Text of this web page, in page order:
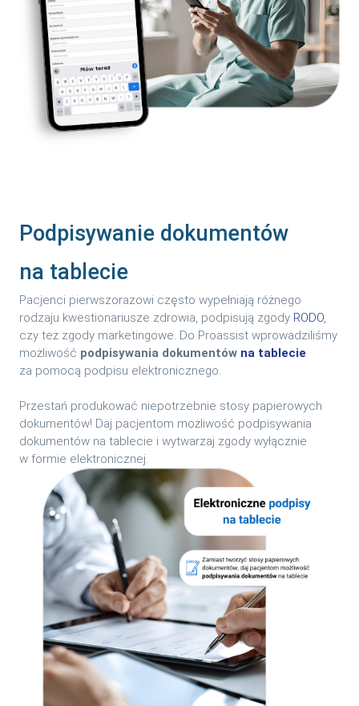
Podpisywanie dokumentów
na tablecie
Pacjenci pierwszorazowi często wypełniają różnego
rodzaju kwestionariusze zdrowia, podpisują zgody RODO,
czy też zgody marketingowe. Do Proassist wprowadziliśmy
możliwość podpisywania dokumentów na tablecie
za pomocą podpisu elektronicznego.
Przestań produkować niepotrzebnie stosy papierowych
dokumentów! Daj pacjentom możliwość podpisywania
dokumentów na tablecie i wytwarzaj zgody wyłącznie
w formie elektronicznej.